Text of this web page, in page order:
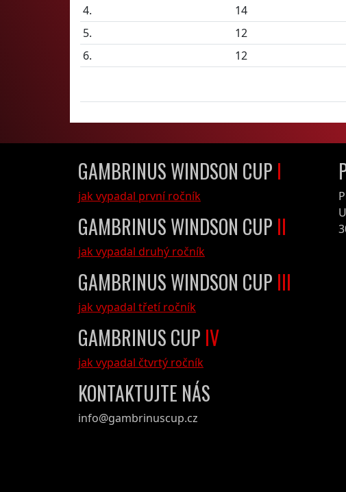
4.
14
5.
12
6.
12
GAMBRINUS WINDSON CUP I
jak vypadal první ročník
GAMBRINUS WINDSON CUP II
jak vypadal druhý ročník
GAMBRINUS WINDSON CUP III
jak vypadal třetí ročník
GAMBRINUS CUP IV
jak vypadal čtvrtý ročník
KONTAKTUJTE NÁS
info@gambrinuscup.cz